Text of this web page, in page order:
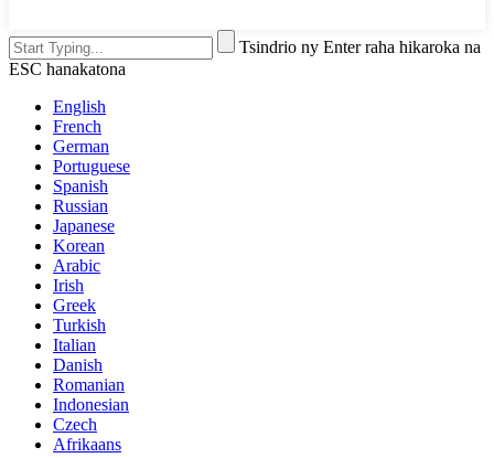
Tsindrio ny Enter raha hikaroka na
ESC hanakatona
English
French
German
Portuguese
Spanish
Russian
Japanese
Korean
Arabic
Irish
Greek
Turkish
Italian
Danish
Romanian
Indonesian
Czech
Afrikaans